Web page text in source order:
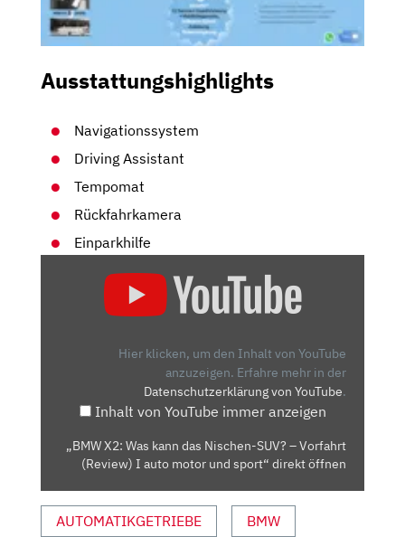
Ausstattungshighlights
Navigationssystem
Driving Assistant
Tempomat
Rückfahrkamera
Einparkhilfe
VORFAHRT
(REVIEW)
AUTO
MOTOR
Hier klicken, um den Inhalt von YouTube
anzuzeigen. Erfahre mehr in der
Datenschutzerklärung von YouTube.
Inhalt von YouTube immer anzeigen
„BMW X2: Was kann das Nischen-SUV? – Vorfahrt
(Review) I auto motor und sport“ direkt öffnen
AUTOMATIKGETRIEBE BMW